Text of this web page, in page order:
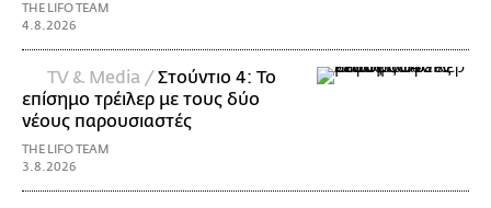
THE LIFO TEAM
4.8.2026
TV & Media / Στούντιο 4: Το
επίσημο τρέιλερ με τους δύο
νέους παρουσιαστές
THE LIFO TEAM
3.8.2026